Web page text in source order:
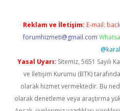
Reklam ve İletişim: E-mail:
forumhizmeti@gmail.com
Yasal Uyarı: Sitemiz, 5651 Sayılı
ve İletişim Kurumu (BTK)
olarak hizmet vermektedir. Bu
olarak denetleme veya araştırma